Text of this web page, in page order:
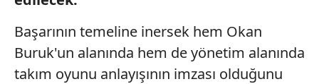
Başarının temeline inersek hem Okan
Buruk'un alanında hem de yönetim alanında
takım oyunu anlayışının imzası olduğunu